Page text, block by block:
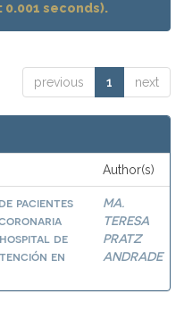
0.001 seconds).
previous 1 next
Author(s)
pacientes
de
en
MA.
TERESA
PRATZ
ANDRADE